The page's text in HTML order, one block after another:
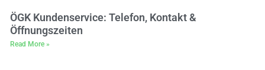
ÖGK Kundenservice: Telefon, Kontakt &
Öffnungszeiten
Read More »